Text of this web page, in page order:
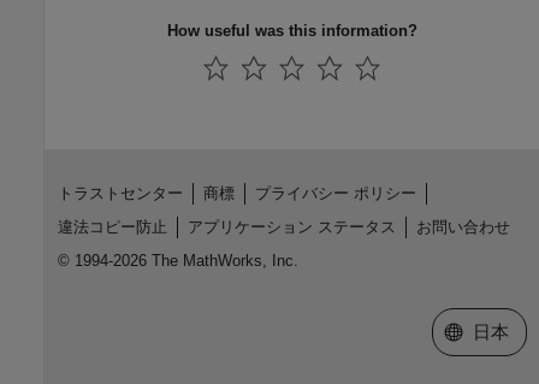
How useful was this information?
トラストセンター 商標
プライバシー ポリシー
違法コピー防止
アプリケーション ステータス
お問い合わせ
© 1994-2026 The MathWorks, Inc.
Web サイ
日本